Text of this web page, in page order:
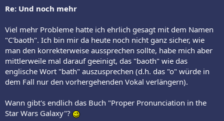
Re: Und noch mehr
Viel mehr Probleme hatte ich ehrlich gesagt mit dem Namen
"C'baoth". Ich bin mir da heute noch nicht ganz sicher, wie
man den korrekterweise aussprechen sollte, habe mich aber
mittlerweile mal darauf geeinigt, das "baoth" wie das
englische Wort "bath" auszusprechen (d.h. das "o" würde in
dem Fall nur den vorhergehenden Vokal verlängern).
Wann gibt's endlich das Buch "Proper Pronunciation in the
Star Wars Galaxy"?